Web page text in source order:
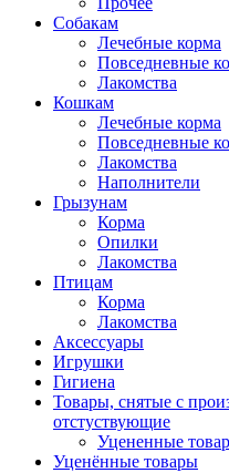
Собакам
Лечебные корма
Повседневные
Лакомства
Кошкам
Лечебные корма
Повседневные
Лакомства
Наполнители
Грызунам
Корма
Опилки
Лакомства
Птицам
Корма
Лакомства
Аксессуары
Игрушки
Гигиена
Товары, снятые с
отстуствующие
Уцененные
Уценённые товары